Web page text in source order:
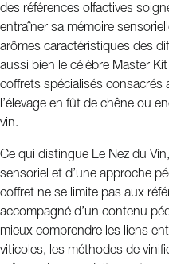
des références olfactives
entraîner sa mémoire
arômes caractéristiques des
aussi bien le célèbre Master
coffrets spécialisés consacrés
l’élevage en fût de chêne ou
vin.
Ce qui distingue Le Nez du
sensoriel et d’une approche
coffret ne se limite pas aux
accompagné d’un contenu
mieux comprendre les liens
viticoles, les méthodes de